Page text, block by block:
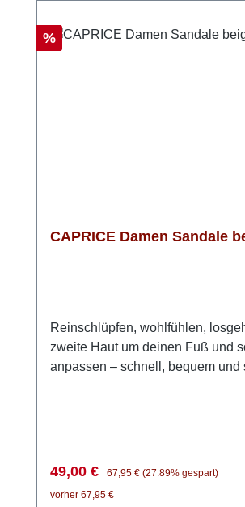
Rabatt
%
CAPRICE Damen Sandale
Reinschlüpfen, wohlfühlen,
zweite Haut um deinen Fuß und
anpassen – schnell, bequem
Verkaufspreis:
49,00 € Regulärer Preis:
67,95 € (27.89% gespart)
vorher 67,95 €